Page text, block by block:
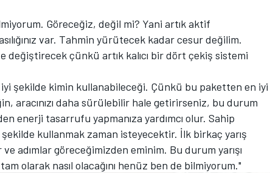
Göreceğiz, değil mi? Yani artık aktif
var. Tahmin yürütecek kadar cesur değilim.
değiştirecek çünkü artık kalıcı bir dört çekiş sistemi
iyi şekilde kimin kullanabileceği. Çünkü bu paketten en iyi
aracınızı daha sürülebilir hale getirirseniz, bu durum
enerji tasarrufu yapmanıza yardımcı olur. Sahip
kullanmak zaman isteyecektir. İlk birkaç yarış
adımlar göreceğimizden eminim. Bu durum yarışı
olarak nasıl olacağını henüz ben de bilmiyorum."